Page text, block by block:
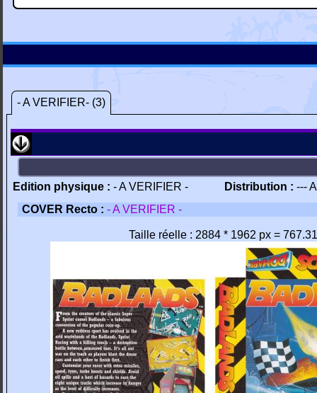
- A VERIFIER- (3)
Edition physique : - A VERIFIER - Distribution : ---
COVER Recto : - A VERIFIER -
Taille réelle : 2884 * 1962 px =